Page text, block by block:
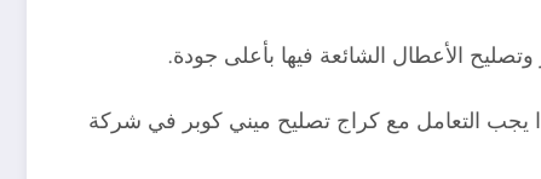
الأعطال الشائعة فيها بأعلى جودة.
التعامل مع كراج تصليح ميني كوبر في شركة